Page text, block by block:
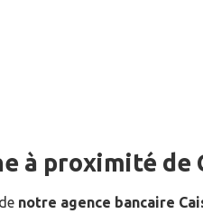
à proximité de
notre agence bancaire